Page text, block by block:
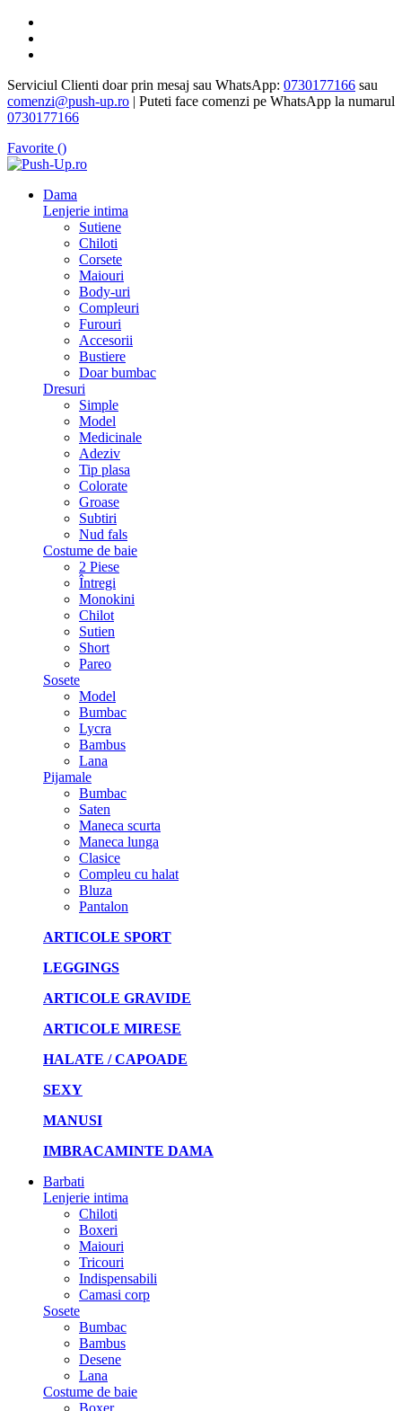
Serviciul Clienti doar prin mesaj sau WhatsApp: 0730177166 sau
comenzi@push-up.ro | Puteti face comenzi pe WhatsApp la numarul
0730177166
Favorite ()
Dama
Lenjerie intima
Sutiene
Chiloti
Corsete
Maiouri
Body-uri
Compleuri
Furouri
Accesorii
Bustiere
Doar bumbac
Dresuri
Simple
Model
Medicinale
Adeziv
Tip plasa
Colorate
Groase
Subtiri
Nud fals
Costume de baie
2 Piese
Întregi
Monokini
Chilot
Sutien
Short
Pareo
Sosete
Model
Bumbac
Lycra
Bambus
Lana
Pijamale
Bumbac
Saten
Maneca scurta
Maneca lunga
Clasice
Compleu cu halat
Bluza
Pantalon
ARTICOLE SPORT
LEGGINGS
ARTICOLE GRAVIDE
ARTICOLE MIRESE
HALATE / CAPOADE
SEXY
MANUSI
IMBRACAMINTE DAMA
Barbati
Lenjerie intima
Chiloti
Boxeri
Maiouri
Tricouri
Indispensabili
Camasi corp
Sosete
Bumbac
Bambus
Desene
Lana
Costume de baie
Boxer